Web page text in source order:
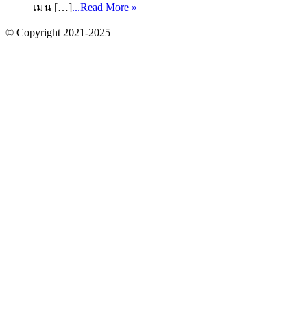
เมน […]...Read More »
© Copyright 2021-2025